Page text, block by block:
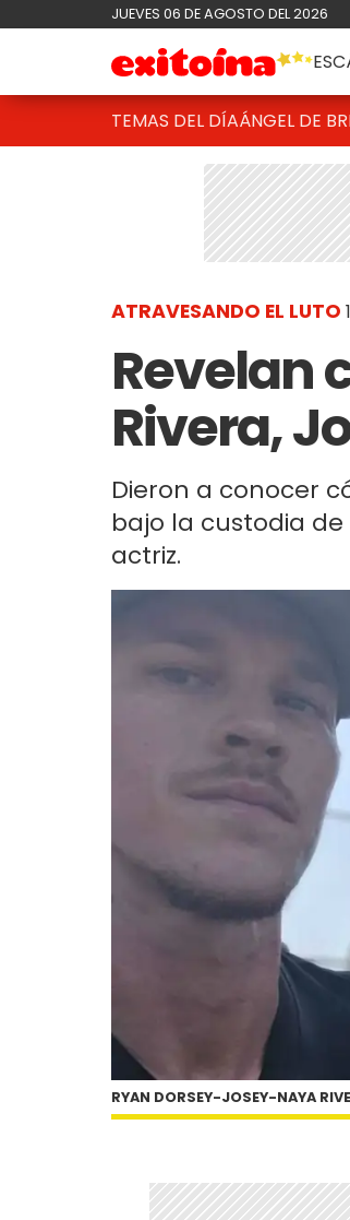
JUEVES 06 DE AGOSTO DEL 2026
TEMAS DEL DÍAÁNGEL DE
ATRAVESANDO EL LUTO
Revelan
Rivera,
Dieron a conocer
bajo la custodia
actriz.
RYAN DORSEY-JOSEY-NAYA